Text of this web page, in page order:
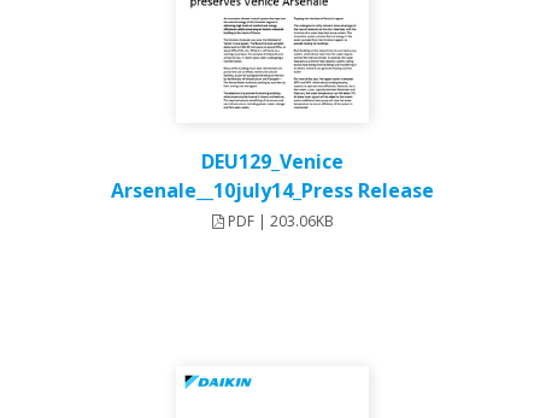
DEU129_Venice
Arsenale__10july14_Press Release
PDF | 203.06KB